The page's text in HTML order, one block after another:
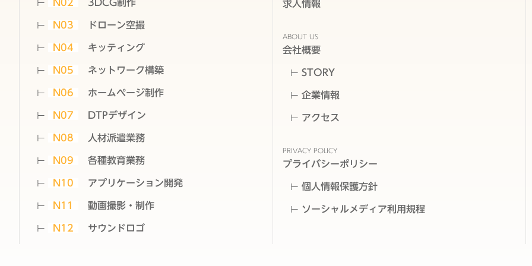
N02 3DCG制作
N03 ドローン空撮
N04 キッティング
N05 ネットワーク構築
N06 ホームページ制作
N07 DTPデザイン
N08 人材派遣業務
N09 各種教育業務
N10 アプリケーション開発
N11 動画撮影・制作
N12 サウンドロゴ
求人情報
ABOUT US
会社概要
STORY
企業情報
アクセス
PRIVACY POLICY
プライバシーポリシー
個人情報保護方針
ソーシャルメディア利用規程